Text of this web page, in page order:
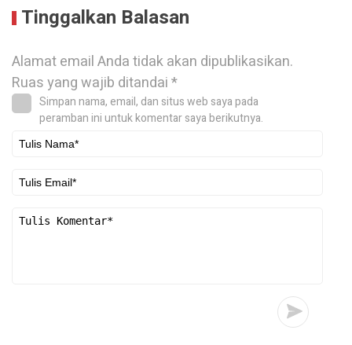
Tinggalkan Balasan
Alamat email Anda tidak akan dipublikasikan.
Ruas yang wajib ditandai*
Simpan nama, email, dan situs web saya pada
peramban ini untuk komentar saya berikutnya.